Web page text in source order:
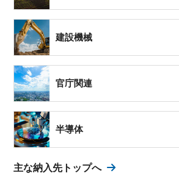
建設機械
官庁関連
半導体
主な納入先トップへ